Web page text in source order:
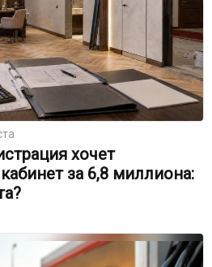
хочет
за 6,8 миллиона: